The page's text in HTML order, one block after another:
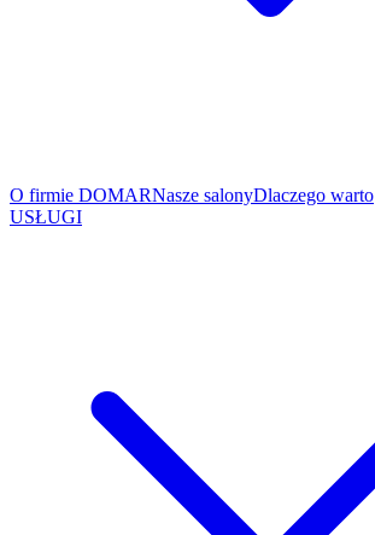
O firmie DOMARNasze salonyDlaczego warto
USŁUGI